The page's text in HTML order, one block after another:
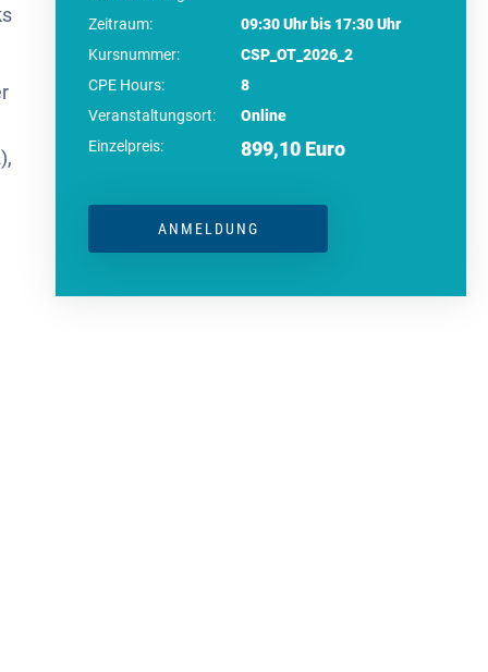
Zeitraum:
09:30 Uhr bis 17:30 Uhr
Kursnummer:
CSP_OT_2026_2
CPE Hours:
8
Veranstaltungsort:
Online
Einzelpreis:
899,10 Euro
ANMELDUNG